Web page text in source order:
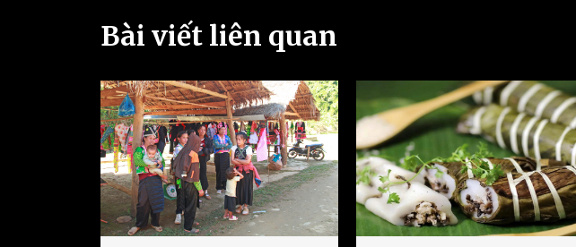
Bài viết liên quan